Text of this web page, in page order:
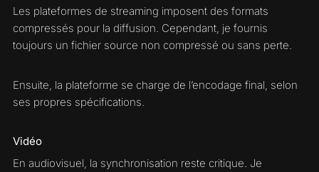
Les plateformes de streaming imposent des formats
compressés pour la diffusion. Cependant, je fournis
toujours un fichier source non compressé ou sans perte.
Ensuite, la plateforme se charge de l’encodage final, selon
ses propres spécifications.
Vidéo
En audiovisuel, la synchronisation reste critique. Je